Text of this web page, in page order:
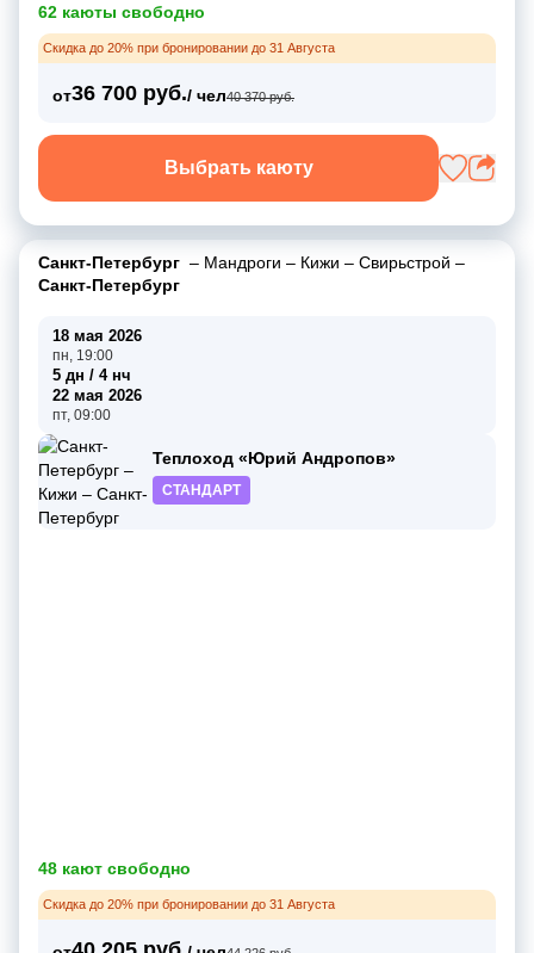
62 каюты свободно
Скидка до 20% при бронировании до 31 Августа
от36 700 руб./ чел40 370 руб.
Выбрать каюту
Санкт-Петербург – Мандроги – Кижи – Свирьстрой –
Санкт-Петербург
18 мая 2026
пн, 19:00
5 дн / 4 нч
22 мая 2026
пт, 09:00
Теплоход «Юрий Андропов»
СТАНДАРТ
48 кают свободно
Скидка до 20% при бронировании до 31 Августа